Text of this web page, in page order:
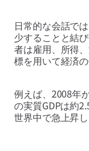
日常的な会話で
少することと結
者は雇用、所得
標を用いて経済
例えば、2008年
の実質GDPは約
世界中で急上昇し